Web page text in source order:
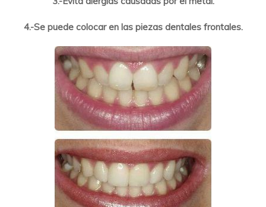
4.-Se puede colocar en las piezas dentales frontales.